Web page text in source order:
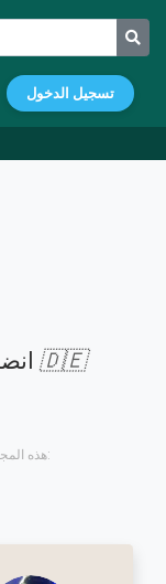
تسجيل الدخول
🇩🇪
هذه المجموعة غير متصلة. إليك مجموعة بديلة لك: